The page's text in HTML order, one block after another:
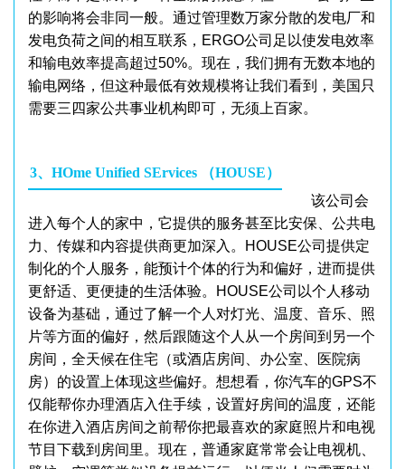
的影响将会非同一般。通过管理数万家分散的发电厂和
发电负荷之间的相互联系，ERGO公司足以使发电效率
和输电效率提高超过50%。现在，我们拥有无数本地的
输电网络，但这种最低有效规模将让我们看到，美国只
需要三四家公共事业机构即可，无须上百家。
3、HOme Unified SErvices （HOUSE）
该公司会
进入每个人的家中，它提供的服务甚至比安保、公共电
力、传媒和内容提供商更加深入。HOUSE公司提供定
制化的个人服务，能预计个体的行为和偏好，进而提供
更舒适、更便捷的生活体验。HOUSE公司以个人移动
设备为基础，通过了解一个人对灯光、温度、音乐、照
片等方面的偏好，然后跟随这个人从一个房间到另一个
房间，全天候在住宅（或酒店房间、办公室、医院病
房）的设置上体现这些偏好。想想看，你汽车的GPS不
仅能帮你办理酒店入住手续，设置好房间的温度，还能
在你进入酒店房间之前帮你把最喜欢的家庭照片和电视
节目下载到房间里。现在，普通家庭常常会让电视机、